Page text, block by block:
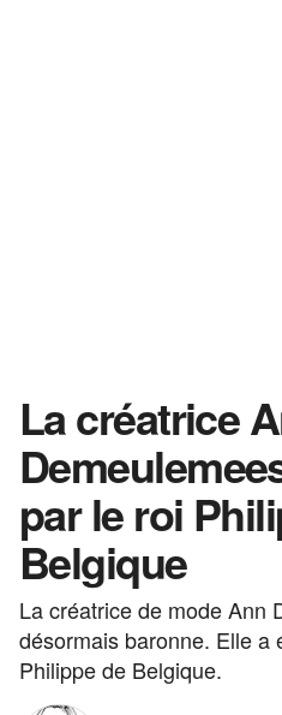
La créatrice
par le roi
Belgique
La créatrice de mode Ann
désormais baronne. Elle a
Philippe de Belgique.